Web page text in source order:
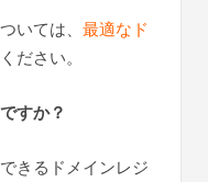
いては、 最適なド
ださい。
すか？
きるドメインレジ